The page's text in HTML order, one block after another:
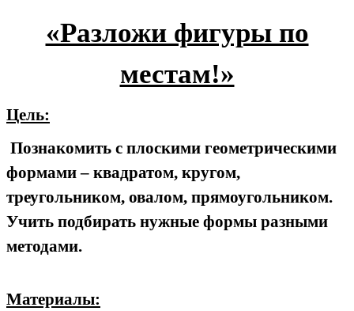
«Разложи фигуры по
местам!»
Цель:
Познакомить с плоскими геометрическими
формами – квадратом, кругом,
треугольником, овалом, прямоугольником.
Учить подбирать нужные формы разными
методами.
Материалы: